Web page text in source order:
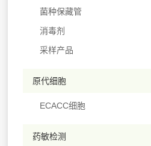
菌种保藏管
消毒剂
采样产品
原代细胞
ECACC细胞
药敏检测